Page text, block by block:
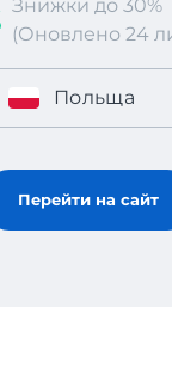
Знижки до 30%
(Оновлено 24
Польща
Перейти на сайт